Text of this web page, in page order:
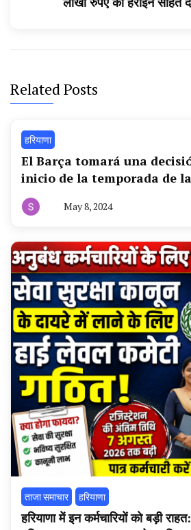
Related Posts
हरियाणा
El Barça tomará una
inicio de la temporada de
टूडे
May 8, 2024
ताजा समाचार हरियाणा
हरियाणा में इन कर्मचारियों को बड़ी